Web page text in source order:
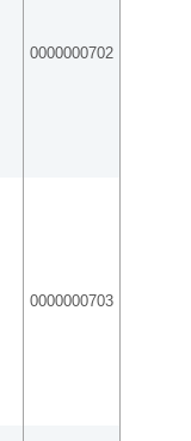
0000000702
0000000703